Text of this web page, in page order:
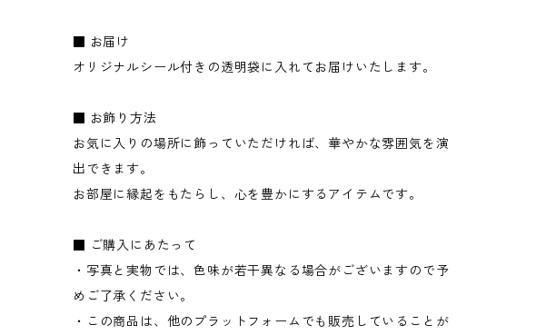
■ お届け
オリジナルシール付きの透明袋に入れてお届けいたします。
■ お飾り方法
お気に入りの場所に飾っていただければ、華やかな雰囲気を演
出できます。
お部屋に縁起をもたらし、心を豊かにするアイテムです。
■ ご購入にあたって
・写真と実物では、色味が若干異なる場合がございますので予
めご了承ください。
・この商品は、他のプラットフォームでも販売していることが